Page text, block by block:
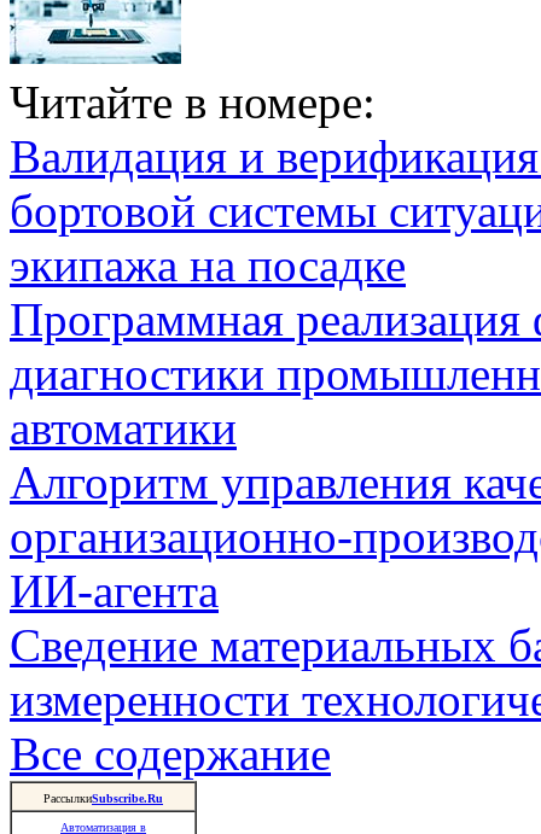
Читайте в номере:
Валидация и
бортовой системы
экипажа на посадке
Программная
диагностики
автоматики
Алгоритм управления
организационно-
ИИ-агента
Сведение материальных
измеренности
Все содержание
РассылкиSubscribe.Ru
Автоматизация в